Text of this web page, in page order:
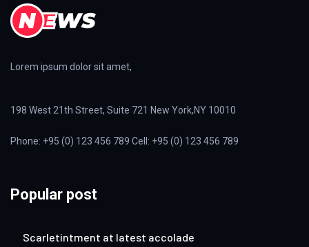
Lorem ipsum dolor sit amet,
198 West 21th Street, Suite 721 New York,NY 10010
Phone: +95 (0) 123 456 789 Cell: +95 (0) 123 456 789
Popular post
Scarletintment at latest accolade